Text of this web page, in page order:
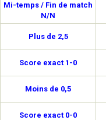
Mi-temps / Fin de match
N/N
Plus de 2,5
Score exact 1-0
Moins de 0,5
Score exact 0-0